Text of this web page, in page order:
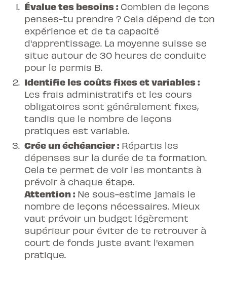
Évalue tes besoins : Combien de leçons
penses-tu prendre ? Cela dépend de ton
expérience et de ta capacité
d'apprentissage. La moyenne suisse se
situe autour de 30 heures de conduite
pour le permis B.
Identifie les coûts fixes et variables :
Les frais administratifs et les cours
obligatoires sont généralement fixes,
tandis que le nombre de leçons
pratiques est variable.
Crée un échéancier : Répartis les
dépenses sur la durée de ta formation.
Cela te permet de voir les montants à
prévoir à chaque étape.
Attention : Ne sous-estime jamais le
nombre de leçons nécessaires. Mieux
vaut prévoir un budget légèrement
supérieur pour éviter de te retrouver à
court de fonds juste avant l'examen
pratique.